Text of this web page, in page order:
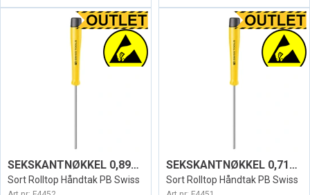
SEKSKANTNØKKEL 0,89MM ESD1123
Sort Rolltop Håndtak PB Swiss
SEKSKANTNØKKEL 0,71MM ESD1123
Sort Rolltop Håndtak PB Swiss